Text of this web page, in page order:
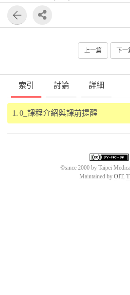
上一篇 下一
索引 討論 詳細
1. 0_課程介紹與課前提醒
©since 2000 by Taipei
Maintained by OIT,